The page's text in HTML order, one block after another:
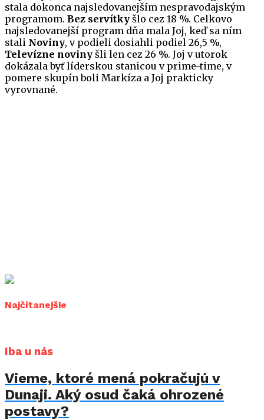
stala dokonca najsledovanejším nespravodajským
programom. Bez servítky šlo cez 18 %. Celkovo
najsledovanejší program dňa mala Joj, keď sa ním
stali Noviny, v podieli dosiahli podiel 26,5 %,
Televízne noviny šli len cez 26 %. Joj v utorok
dokázala byť líderskou stanicou v prime-time, v
pomere skupín boli Markíza a Joj prakticky
vyrovnané.
Najčítanejšie
Iba u nás
Vieme, ktoré mená pokračujú v
Dunaji. Aký osud čaká ohrozené
postavy?